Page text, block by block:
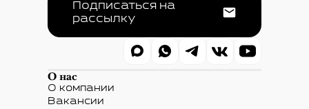
Подписаться на
рассылку
О нас
О компании
Вакансии